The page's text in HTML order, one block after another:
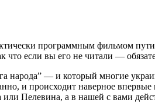
программным фильмом
что если вы его не читали —
народа” — и который многие
и происходит наверное
Пелевина, а в нашей с вами